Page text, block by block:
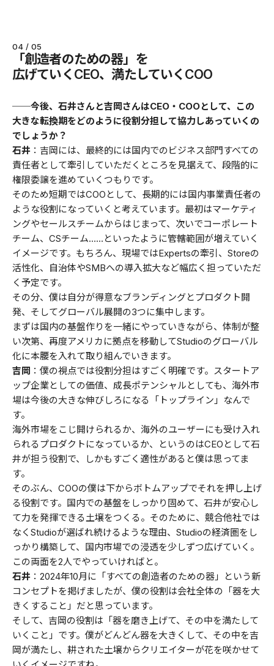
04 / 05
「創造者のための器」を
広げていくCEO、満たしていくCOO
──今後、石井さんと吉岡さんはCEO・COOとして、この
大きな転換期をどのように役割分担して協力しあっていくの
でしょうか？
石井 ：吉岡には、最終的には国内でのビジネス部門すべての
責任者として牽引していただくところを見据えて、段階的に
権限委譲を進めていくつもりです。
そのため短期ではCOOとして、長期的には国内事業責任者の
ような役割になっていくと考えています。最初はマーケティ
ングやセールスチームからはじまって、次いでコーポレート
チーム、CSチーム……といったように管轄範囲が増えていく
イメージです。もちろん、現場ではExpertsの牽引、Storeの
活性化、自治体やSMBへの導入拡大など幅広く担っていただ
く予定です。
その分、僕は自分が得意なブランディングとプロダクト開
発、そしてグローバル展開の3つに集中します。
まずは国内の基盤作りを一緒にやっていきながら、体制が整
い次第、再度アメリカに拠点を移動してStudioのグローバル
化に本腰を入れて取り組んでいきます。
吉岡 ：僕の視点では役割分担はすごく明確です。スタートア
ップ企業としての価値、成長ポテンシャルとしても、海外市
場は今後の大きな伸びしろになる「トップライン」なんで
す。
海外市場をこじ開けられるか、海外のユーザーにも受け入れ
られるプロダクトになっているか、というのはCEOとして石
井が担う役割で、しかもすごく適性があると僕は思ってま
す。
そのぶん、COOの僕は下からボトムアップでそれを押し上げ
る役割です。国内での基盤をしっかり固めて、石井が安心し
て力を発揮できる土壌をつくる。そのために、競合他社では
なくStudioが選ばれ続けるような理由、Studioの経済圏をし
っかり構築して、国内市場での浸透を少しずつ広げていく。
この両面を2人でやっていければと。
石井 ：2024年10月に「すべての創造者のための器」という新
コンセプトを掲げましたが、僕の役割は会社全体の「器を大
きくすること」だと思っています。
そして、吉岡の役割は「器を磨き上げて、その中を満たして
いくこと」です。僕がどんどん器を大きくして、その中を吉
岡が満たし、耕された土壌からクリエイターが花を咲かせて